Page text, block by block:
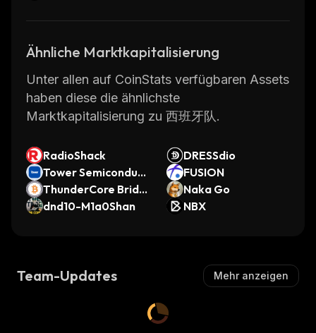
Ähnliche Marktkapitalisierung
Unter allen auf CoinStats verfügbaren Assets
haben diese die ähnlichste
Marktkapitalisierung zu 西班牙队.
RadioShack
DRESSdio
Tower Semiconduct
or (Ondo Tokenize
d)
FUSION
ThunderCore Bridg
ed TT-WBTC (Thun
Naka Go
dnd10-M1a0Shan
NBX
Team-Updates Mehr anzeigen